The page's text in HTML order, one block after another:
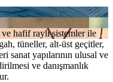
hafif raylı sistemler ile
tüneller, alt-üst geçitler,
sanat yapılarının ulusal ve
ve danışmanlık